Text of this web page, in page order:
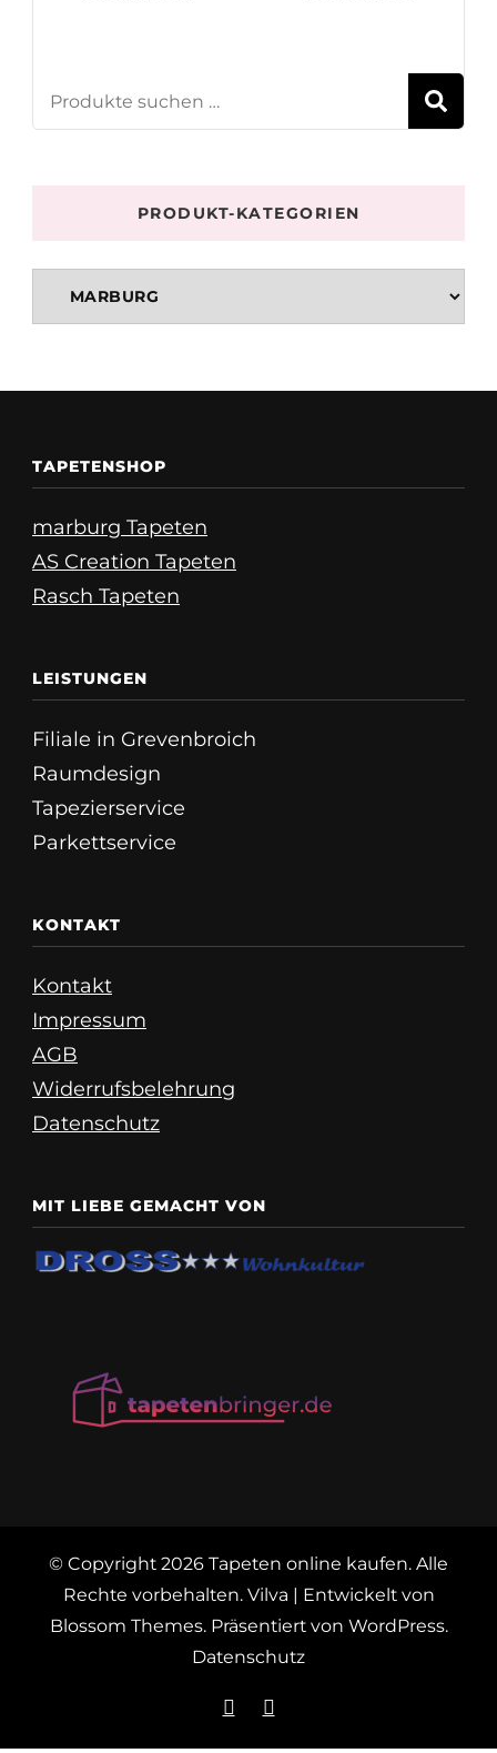
PRODUKT-KATEGORIEN
TAPETENSHOP
marburg Tapeten
AS Creation Tapeten
Rasch Tapeten
LEISTUNGEN
Filiale in Grevenbroich
Raumdesign
Tapezierservice
Parkettservice
KONTAKT
Kontakt
Impressum
AGB
Widerrufsbelehrung
Datenschutz
MIT LIEBE GEMACHT VON
© Copyright 2026 Tapeten online kaufen. Alle
Rechte vorbehalten.Vilva | Entwickelt von
Blossom Themes. Präsentiert von WordPress.
Datenschutz